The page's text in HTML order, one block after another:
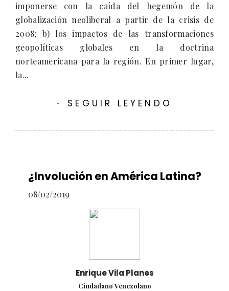
imponerse con la caída del hegemón de la
globalización neoliberal a partir de la crisis de
2008; b) los impactos de las transformaciones
geopolíticas globales en la doctrina
norteamericana para la región. En primer lugar,
la...
- SEGUIR LEYENDO
¿Involución en América Latina?
08/02/2019
Enrique Vila Planes
Ciudadano Venezolano